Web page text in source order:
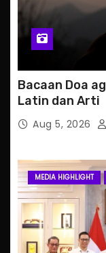
Bacaan Doa
Latin dan Arti
Aug 5, 2026
MEDIA HIGHLIGHT